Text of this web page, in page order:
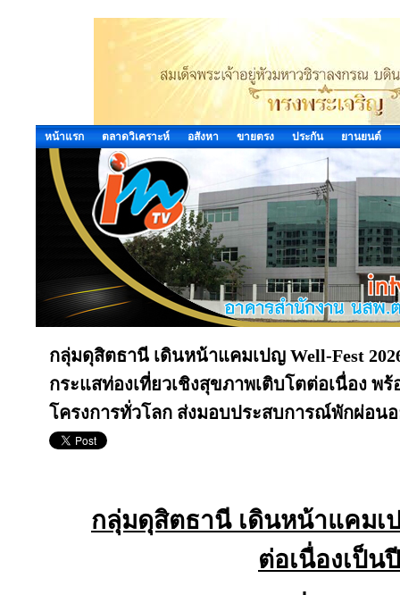
หน้าแรก ตลาดวิเคราะห์ อสังหา ขายตรง ประกัน ยานยนต์
กลุ่มดุสิตธานี เดินหน้าแคมเปญ Well-Fest
กระแสท่องเที่ยวเชิงสุขภาพเติบโตต่อเนื่อง พ
โครงการทั่วโลก ส่งมอบประสบการณ์พักผ่อน
กลุ่มดุสิตธานี เดินหน้าแคม
ต่อเนื่องเป็น